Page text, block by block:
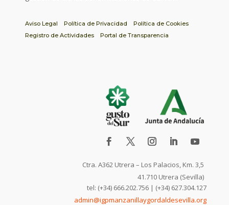
Aviso Legal Política de Privacidad
Política de Cookies
Registro de Actividades
Portal de Transparencia
Ctra. A362 Utrera – Los Palacios, Km. 3,5
41.710 Utrera (Sevilla)
tel: (+34) 666.202.756 | (+34) 627.304.127
admin@igpmanzanillaygordaldesevilla.org